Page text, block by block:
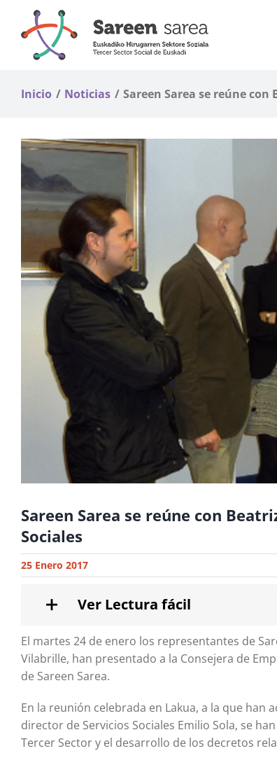
contenido
Inicio Noticias Sareen Sarea se reúne
Sareen Sarea se reúne con
Sociales
25 Enero 2017
Ver Lectura fácil
El martes 24 de enero los representantes de
Vilabrille, han presentado a la Consejera de
de Sareen Sarea.
En la reunión celebrada en Lakua, a la que han
director de Servicios Sociales Emilio Sola, se
Tercer Sector y el desarrollo de los decretos